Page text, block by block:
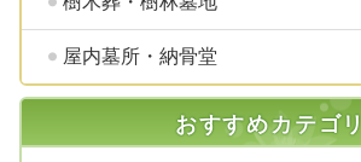
屋内墓所・納骨堂
おすすめカテゴリ